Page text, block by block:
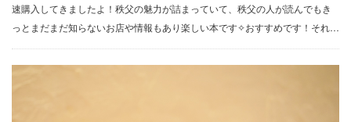
速購入してきましたよ！秩父の魅力が詰まっていて、秩父の人が読んでもき
っとまだまだ知らないお店や情報もあり楽しい本です✧おすすめです！それ…